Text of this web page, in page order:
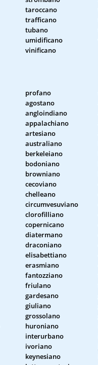
taroccano
trafficano
tubano
umidificano
vinificano
profano
agostano
angloindiano
appalachiano
artesiano
australiano
berkeleiano
bodoniano
browniano
cecoviano
chelleano
circumvesuviano
clorofilliano
copernicano
diatermano
draconiano
elisabettiano
erasmiano
fantozziano
friulano
gardesano
giuliano
grossolano
huroniano
interurbano
ivoriano
keynesiano